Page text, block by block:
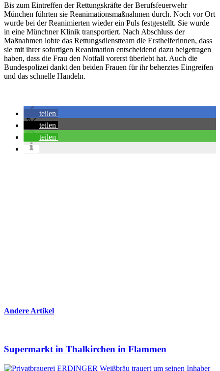
Bis zum Eintreffen der Rettungskräfte der Berufsfeuerwehr
München führten sie Reanimationsmaßnahmen durch. Noch vor Ort
wurde bei der Reanimierten wieder ein Puls festgestellt. Sie wurde
in eine Münchner Klinik transportiert. Nach Abschluss der
Maßnahmen lobte das Rettungsdienstteam die Ersthelferinnen, dass
sie mit ihrer sofortigen Reanimation entscheidend dazu beigetragen
haben, dass die Frau den Notfall vorerst überlebt hat. Auch die
Bundespolizei dankt den beiden Frauen für ihr beherztes Eingreifen
und das schnelle Handeln.
teilen
teilen
teilen
Andere Artikel
Supermarkt in Thalkirchen in Flammen